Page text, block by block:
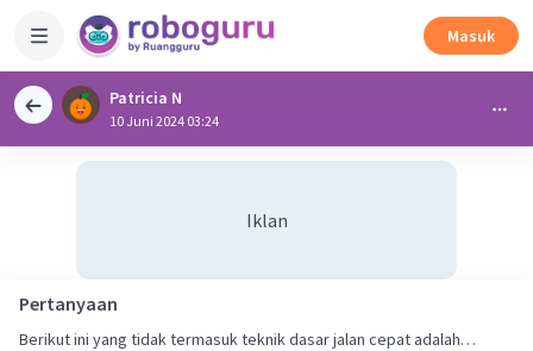
Masuk
Patricia N
10 Juni 2024 03:24
Iklan
Pertanyaan
Berikut ini yang tidak termasuk teknik dasar jalan cepat adalah…